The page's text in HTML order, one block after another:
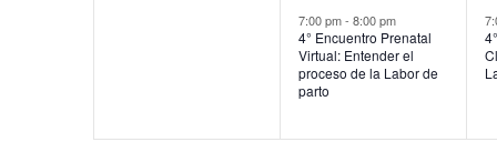
evento,
7:00 pm- 8:00 pm
4° Encuentro Prenatal
Virtual: Entender el
proceso de la Labor de
parto